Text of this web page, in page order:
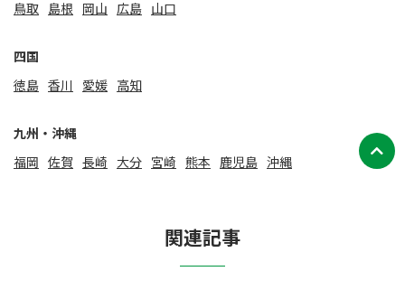
鳥取
島根 岡山 広島 山口
四国
徳島 香川 愛媛 高知
九州・沖縄
福岡
佐賀 ⻑崎 大分 宮崎 熊本 鹿児島 沖縄
関連記事